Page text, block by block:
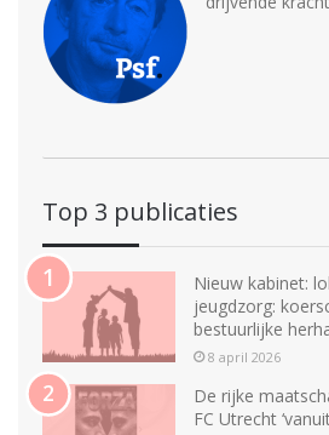
Top 3 publicaties
Nieuw kabinet:
jeugdzorg:
bestuurlijke
8 april 2026
De rijke
FC Utrecht